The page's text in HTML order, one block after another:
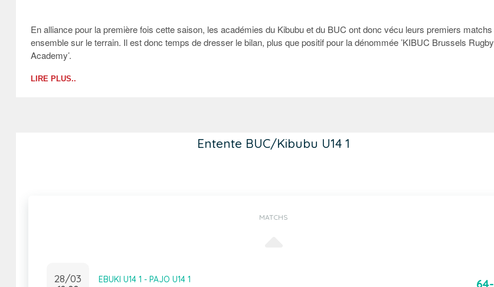
En alliance pour la première fois cette saison, les académies du Kibubu et du BUC ont donc vécu leurs premiers matchs
ensemble sur le terrain. Il est donc temps de dresser le bilan, plus que positif pour la dénommée ’KIBUC Brussels Rugby
Academy’.
LIRE PLUS..